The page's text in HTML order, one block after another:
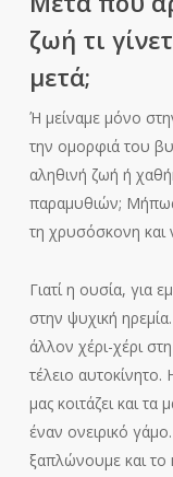
ζωή τι
μετά;
Ή μείναμε μόνο
την ομορφιά του
αληθινή ζωή ή
παραμυθιών;
τη χρυσόσκονη και
Γιατί η ουσία, για
στην ψυχική
άλλον χέρι-χέρι
τέλειο
μας κοιτάζει και
έναν ονειρικό
ξαπλώνουμε και το